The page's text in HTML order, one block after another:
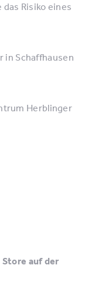
Risiko eines
in Schaffhausen
Herblinger
auf der